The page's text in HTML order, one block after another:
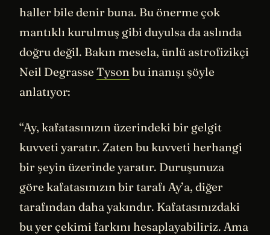
haller bile denir buna. Bu önerme çok
mantıklı kurulmuş gibi duyulsa da aslında
doğru değil. Bakın mesela, ünlü astrofizikçi
Neil Degrasse Tyson bu inanışı şöyle
anlatıyor:
“Ay, kafatasınızın üzerindeki bir gelgit
kuvveti yaratır. Zaten bu kuvveti herhangi
bir şeyin üzerinde yaratır. Duruşunuza
göre kafatasınızın bir tarafı Ay’a, diğer
tarafından daha yakındır. Kafatasınızdaki
bu yer çekimi farkını hesaplayabiliriz. Ama